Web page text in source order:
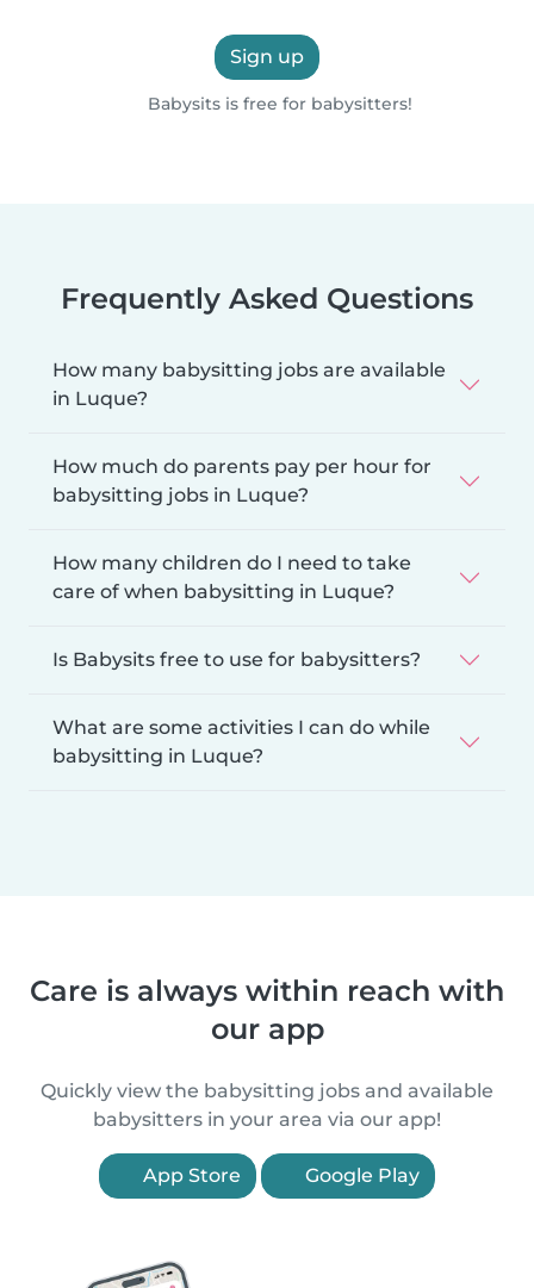
Sign up
Babysits is free for babysitters!
Frequently Asked Questions
How many babysitting jobs are available
in Luque?
How much do parents pay per hour for
babysitting jobs in Luque?
How many children do I need to take
care of when babysitting in Luque?
Is Babysits free to use for babysitters?
What are some activities I can do while
babysitting in Luque?
Care is always within reach with
our app
Quickly view the babysitting jobs and available
babysitters in your area via our app!
App Store Google Play